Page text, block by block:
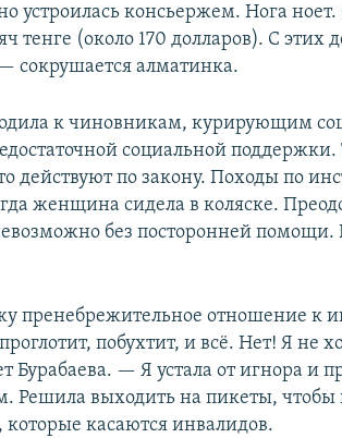
устроилась консьержем. Нога ноет.
тенге (около 170 долларов). С этих
сокрушается алматинка.
к чиновникам, курирующим
социальной
действуют по закону. Походы по
женщина сидела в коляске.
без посторонней
пренебрежительное отношение к
побухтит, и всё. Нет! Я не
Бурабаева. — Я устала от игнора и
Решила выходить на пикеты, чтобы
которые касаются инвалидов.